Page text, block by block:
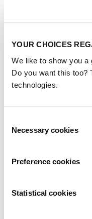
YOUR CHOICES
We like to show you a
Do you want this too?
technologies.
Selection
Necessary cookies
Preference cookies
Statistical cookies